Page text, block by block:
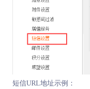
短信URL地址示例：